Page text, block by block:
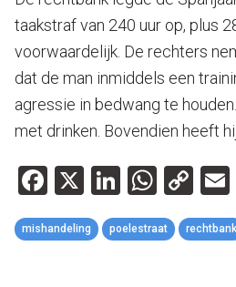
taakstraf van 240 uur op, plus
voorwaardelijk. De rechters
dat de man inmiddels een
agressie in bedwang te
met drinken. Bovendien heeft
Facebook
X LinkedIn
mishandeling poelestraat rechtbank